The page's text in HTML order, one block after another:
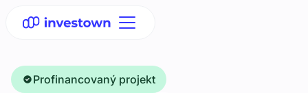
Profinancovaný projekt